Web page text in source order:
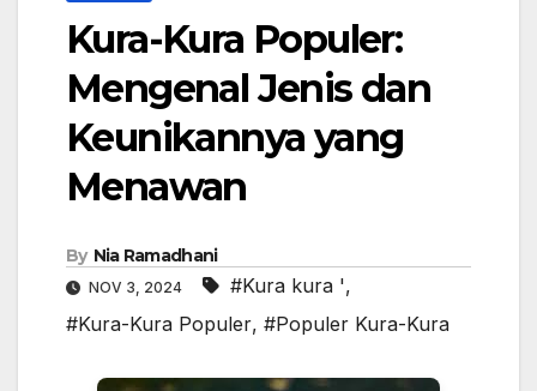
Kura-Kura Populer:
Mengenal Jenis dan
Keunikannya yang
Menawan
By Nia Ramadhani
NOV 3, 2024 #Kura kura ',
#Kura-Kura Populer, #Populer Kura-Kura